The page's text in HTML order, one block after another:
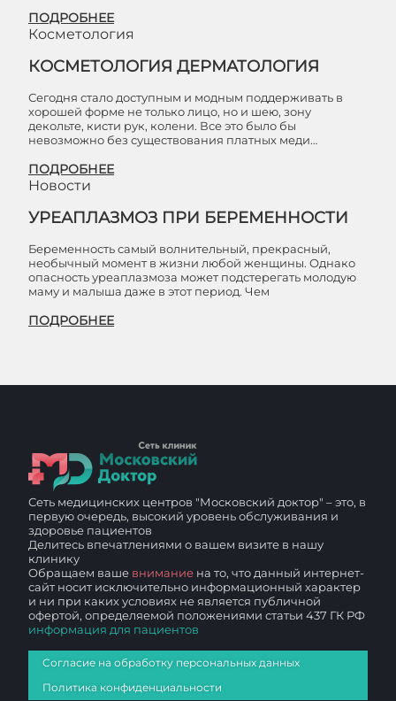
ПОДРОБНЕЕ
Косметология
КОСМЕТОЛОГИЯ ДЕРМАТОЛОГИЯ
Сегодня стало доступным и модным поддерживать в
хорошей форме не только лицо, но и шею, зону
декольте, кисти рук, колени. Все это было бы
невозможно без существования платных меди…
ПОДРОБНЕЕ
Новости
УРЕАПЛАЗМОЗ ПРИ БЕРЕМЕННОСТИ
Беременность самый волнительный, прекрасный,
необычный момент в жизни любой женщины. Однако
опасность уреаплазмоза может подстерегать молодую
маму и малыша даже в этот период. Чем
ПОДРОБНЕЕ
Сеть медицинских центров "Московский доктор" – это, в
первую очередь, высокий уровень обслуживания и
здоровье пациентов
Делитесь впечатлениями о вашем визите в нашу
клинику
Обращаем ваше внимание на то, что данный интернет-
сайт носит исключительно информационный характер
и ни при каких условиях не является публичной
офертой, определяемой положениями статьи 437 ГК РФ
информация для пациентов
Согласие на обработку персональных данных
Политика конфиденциальности